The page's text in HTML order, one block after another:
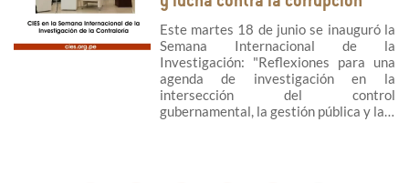
Este martes 18 de junio se inauguró la
Semana Internacional de la
Investigación: "Reflexiones para una
agenda de investigación en la
intersección del control
gubernamental, la gestión pública y la…